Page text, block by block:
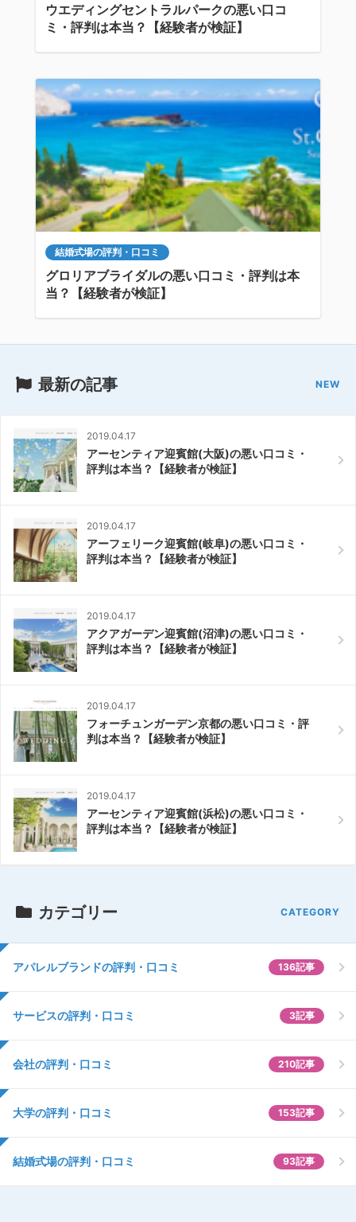
ウエディングセントラルパークの悪い口コ
ミ・評判は本当？【経験者が検証】
結婚式場の評判・口コミ
グロリアブライダルの悪い口コミ・評判は本
当？【経験者が検証】
最新の記事
2019.04.17
アーセンティア迎賓館(大阪)の悪い口コミ・
評判は本当？【経験者が検証】
2019.04.17
アーフェリーク迎賓館(岐阜)の悪い口コミ・
評判は本当？【経験者が検証】
2019.04.17
アクアガーデン迎賓館(沼津)の悪い口コミ・
評判は本当？【経験者が検証】
2019.04.17
フォーチュンガーデン京都の悪い口コミ・評
判は本当？【経験者が検証】
2019.04.17
アーセンティア迎賓館(浜松)の悪い口コミ・
評判は本当？【経験者が検証】
カテゴリー
アパレルブランドの評判・口コミ 136記事
サービスの評判・口コミ 3記事
会社の評判・口コミ 210記事
大学の評判・口コミ 153記事
結婚式場の評判・口コミ 93記事